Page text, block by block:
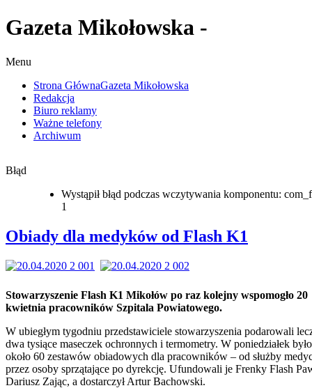
Gazeta Mikołowska -
Menu
Strona GłównaGazeta Mikołowska
Redakcja
Biuro reklamy
Ważne telefony
Archiwum
Błąd
Wystąpił błąd podczas wczytywania komponentu:
1
Obiady dla medyków od Flash K1
Stowarzyszenie Flash K1 Mikołów po raz kolejny wspomogło 20
kwietnia pracowników Szpitala Powiatowego.
W ubiegłym tygodniu przedstawiciele stowarzyszenia podarowali
dwa tysiące maseczek ochronnych i termometry. W poniedziałek
około 60 zestawów obiadowych dla pracowników – od służby
przez osoby sprzątające po dyrekcję. Ufundowali je Frenky Flash
Dariusz Zając, a dostarczył Artur Bachowski.